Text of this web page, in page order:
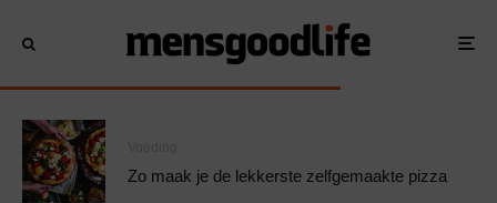
Zo maak je de lekkerste zelfgemaakte pizza